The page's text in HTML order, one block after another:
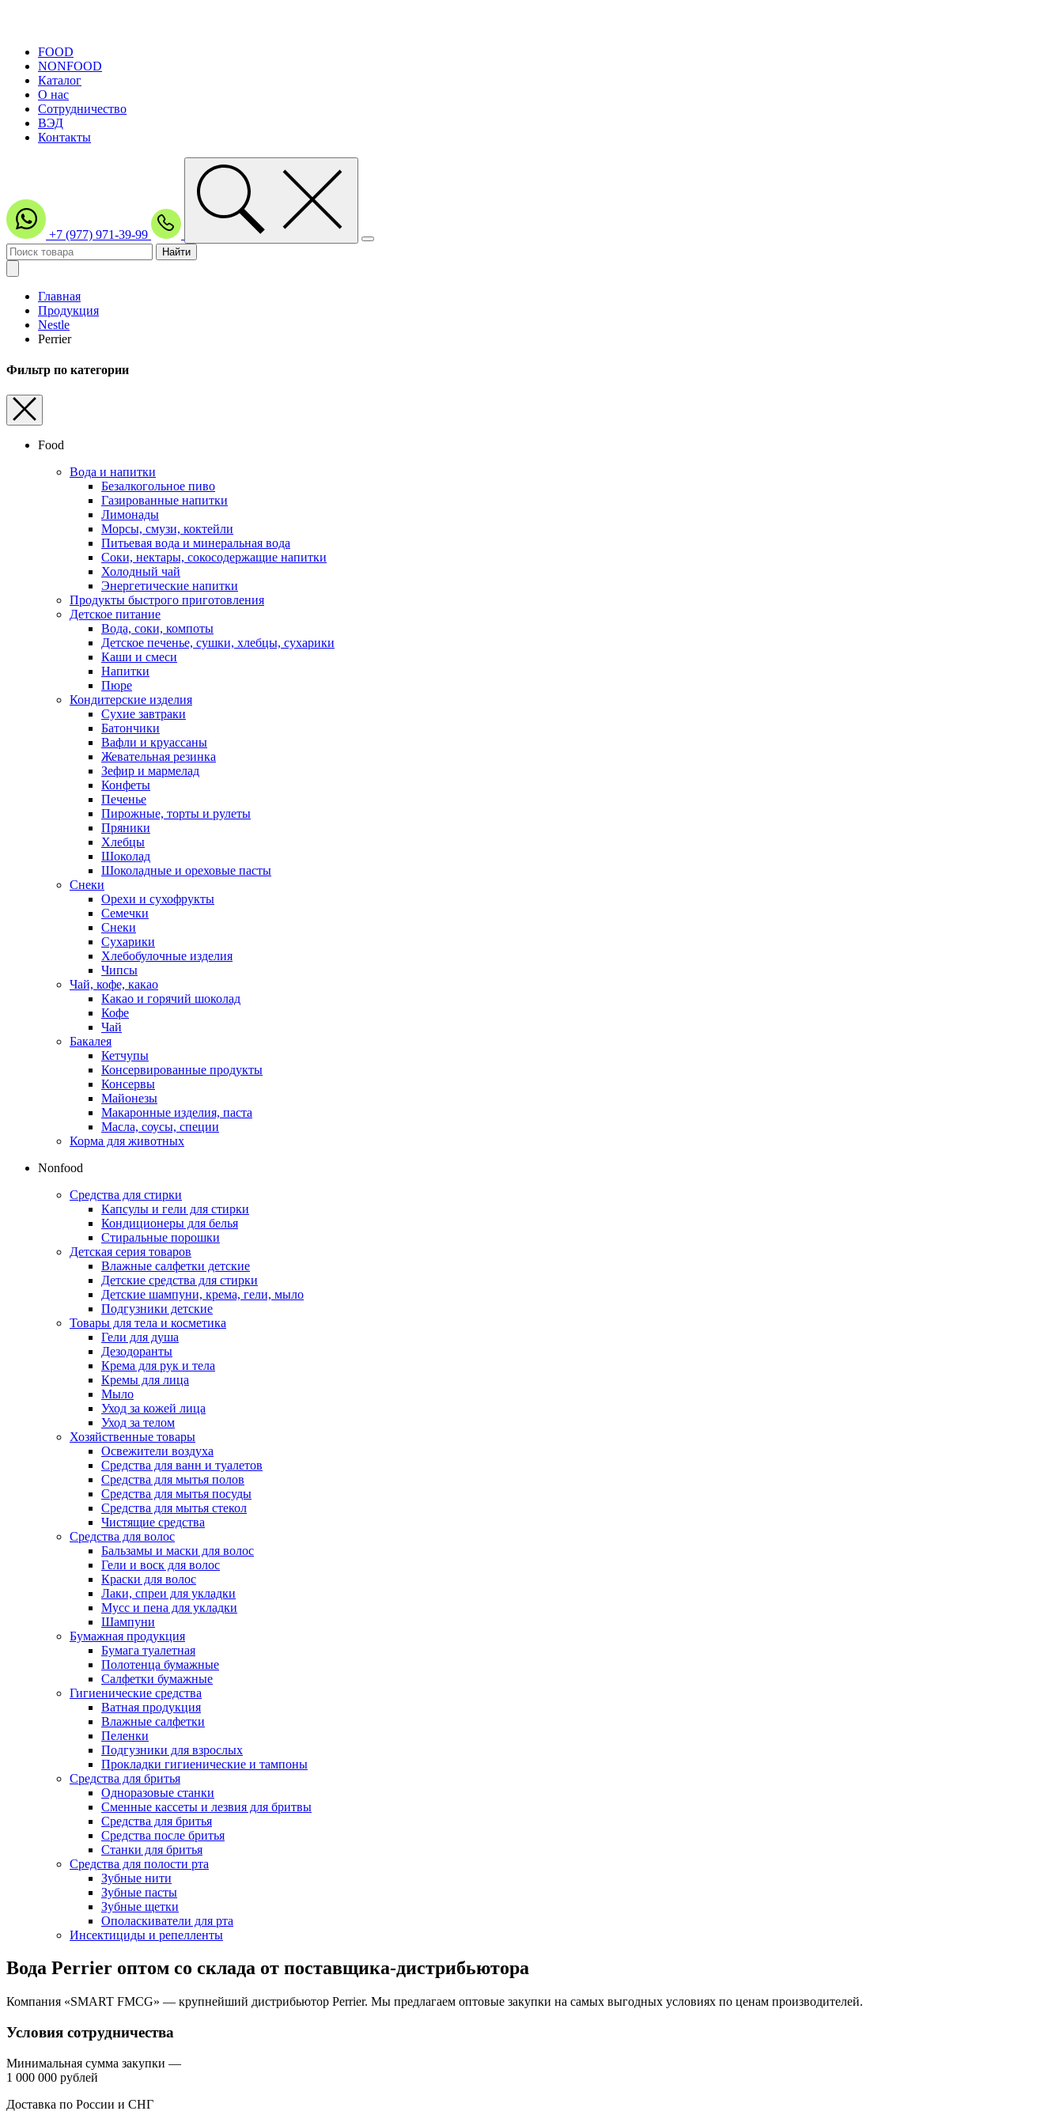
FOOD
NONFOOD
Каталог
О нас
Сотрудничество
ВЭД
Контакты
+7 (977) 971-39-99
Главная
Продукция
Nestle
Perrier
Фильтр по категории
Food
Вода и напитки
Безалкогольное пиво
Газированные напитки
Лимонады
Морсы, смузи, коктейли
Питьевая вода и минеральная вода
Соки, нектары, cокосодержащие напитки
Холодный чай
Энергетические напитки
Продукты быстрого приготовления
Детское питание
Вода, соки, компоты
Детское печенье, сушки, хлебцы, сухарики
Каши и смеси
Напитки
Пюре
Кондитерские изделия
Cухие завтраки
Батончики
Вафли и круассаны
Жевательная резинка
Зефир и мармелад
Конфеты
Печенье
Пирожные, торты и рулеты
Пряники
Хлебцы
Шоколад
Шоколадные и ореховые пасты
Снеки
Орехи и сухофрукты
Семечки
Снеки
Сухарики
Хлебобулочные изделия
Чипсы
Чай, кофе, какао
Какао и горячий шоколад
Кофе
Чай
Бакалея
Кетчупы
Консервированные продукты
Консервы
Майонезы
Макаронные изделия, паста
Масла, соусы, специи
Корма для животных
Nonfood
Средства для стирки
Капсулы и гели для стирки
Кондиционеры для белья
Стиральные порошки
Детская серия товаров
Влажные салфетки детские
Детские средства для стирки
Детские шампуни, крема, гели, мыло
Подгузники детские
Товары для тела и косметика
Гели для душа
Дезодоранты
Крема для рук и тела
Кремы для лица
Мыло
Уход за кожей лица
Уход за телом
Хозяйственные товары
Освежители воздуха
Средства для ванн и туалетов
Средства для мытья полов
Средства для мытья посуды
Средства для мытья стекол
Чистящие средства
Средства для волос
Бальзамы и маски для волос
Гели и воск для волос
Краски для волос
Лаки, спреи для укладки
Мусс и пена для укладки
Шампуни
Бумажная продукция
Бумага туалетная
Полотенца бумажные
Салфетки бумажные
Гигиенические средства
Ватная продукция
Влажные салфетки
Пеленки
Подгузники для взрослых
Прокладки гигиенические и тампоны
Средства для бритья
Одноразовые станки
Сменные кассеты и лезвия для бритвы
Средства для бритья
Средства после бритья
Станки для бритья
Средства для полости рта
Зубные нити
Зубные пасты
Зубные щетки
Ополаскиватели для рта
Инсектициды и репелленты
Вода Perrier оптом со склада от поставщика-дистрибьютора
Компания «SMART FMCG» — крупнейший дистрибьютор Perrier. Мы предлагаем оптовые закупки на самых выгодных условиях по ценам производителей.
Условия сотрудничества
Минимальная сумма закупки —
1 000 000 рублей
Доставка по России и СНГ